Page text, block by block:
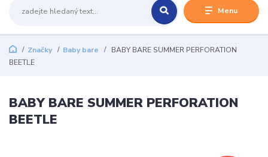
Menu
Značky Baby bare
BABY BARE SUMMER PERFORATION
BEETLE
BABY BARE SUMMER PERFORATION
BEETLE